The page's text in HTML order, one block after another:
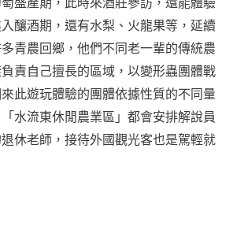
釀酒期，還有水梨、火龍果等，延續
青農回鄉，他們不同老一輩的傳統農
責自己擅長的區域，以變形蟲團體戰
此遊玩體驗的團體依據性質的不同量
水流東休閒農業區」都會安排解說員
休老師，接待外國觀光客也是駕輕就